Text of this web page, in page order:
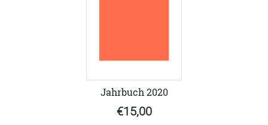
Jahrbuch 2020
€15,00